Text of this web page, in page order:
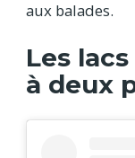
aux balades.
Les
à deux